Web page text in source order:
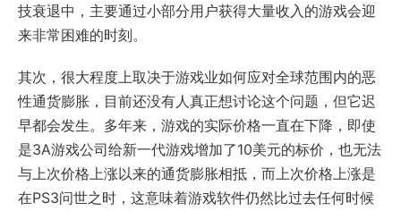
技衰退中，主要通过小部分用户获得大量收入的游戏会迎
来非常困难的时刻。
其次，很大程度上取决于游戏业如何应对全球范围内的恶
性通货膨胀，目前还没有人真正想讨论这个问题，但它迟
早都会发生。多年来，游戏的实际价格一直在下降，即使
是3A游戏公司给新一代游戏增加了10美元的标价，也无法
与上次价格上涨以来的通货膨胀相抵，而上次价格上涨是
在PS3问世之时，这意味着游戏软件仍然比过去任何时候